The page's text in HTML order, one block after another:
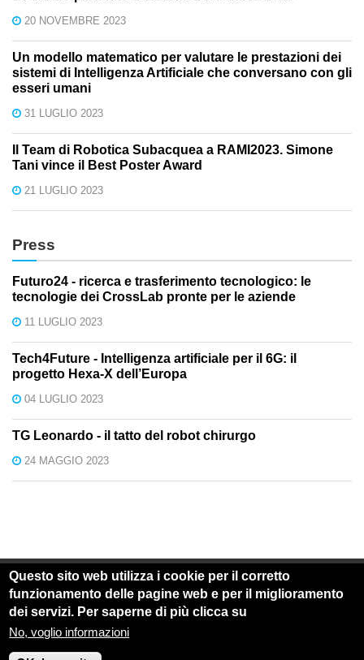
20 NOVEMBRE 2023
Un modello matematico per valutare le prestazioni dei
sistemi di Intelligenza Artificiale che conversano con gli
esseri umani
31 LUGLIO 2023
Il Team di Robotica Subacquea a RAMI2023. Simone
Tani vince il Best Poster Award
21 LUGLIO 2023
Press
Futuro24 - ricerca e trasferimento tecnologico: le
tecnologie dei CrossLab pronte per le aziende
11 LUGLIO 2023
Tech4Future - Intelligenza artificiale per il 6G: il
progetto Hexa-X dell’Europa
04 LUGLIO 2023
TG Leonardo - il tatto del robot chirurgo
24 MAGGIO 2023
© 2018 - 2024 Crosslab - All right reserved
Home
CrossLab Succede in CrossLab
Questo sito web utilizza i cookie per il corretto
funzionamento delle pagine web e per il miglioramento
dei servizi. Per saperne di più clicca su
No, voglio informazioni